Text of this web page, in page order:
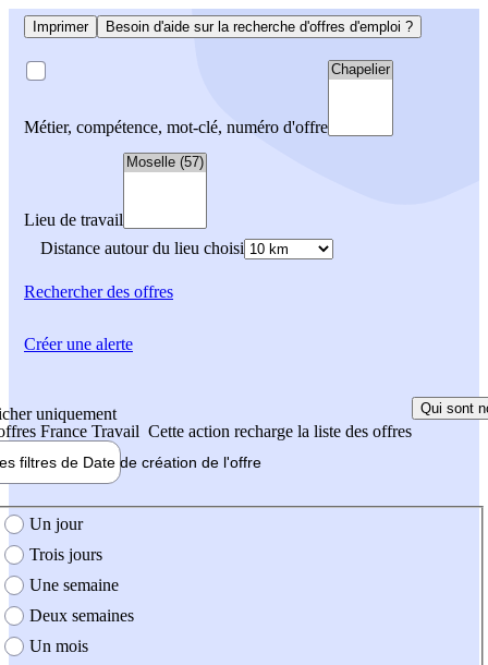
Imprimer Besoin d'aide sur la recherche d'offres d'emploi ?
Métier, compétence, mot-clé, numéro d'offre
Lieu de travail
Distance autour du lieu choisi
Rechercherdes offres
uniquement
France Travail Cette action recharge la liste des offres
Qui sont
filtres de Date de création de l'offre
création de l'offre
Un jour
Trois jours
Une semaine
Deux semaines
Un mois
Créer une alerte